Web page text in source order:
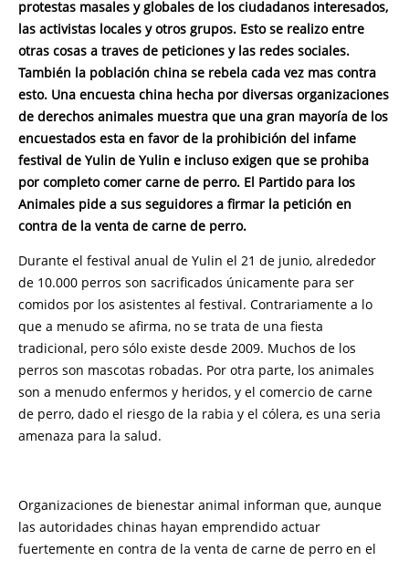
protestas masales y globales de los ciudadanos interesados,
las activistas locales y otros grupos. Esto se realizo entre
otras cosas a traves de peticiones y las redes sociales.
También la población china se rebela cada vez mas contra
esto. Una encuesta china hecha por diversas organizaciones
de derechos animales muestra que una gran mayoría de los
encuestados esta en favor de la prohibición del infame
festival de Yulin de Yulin e incluso exigen que se prohiba
por completo comer carne de perro. El Partido para los
Animales pide a sus seguidores a firmar la petición en
contra de la venta de carne de perro.
Durante el festival anual de Yulin el 21 de junio, alrededor
de 10.000 perros son sacrificados únicamente para ser
comidos por los asistentes al festival. Contrariamente a lo
que a menudo se afirma, no se trata de una fiesta
tradicional, pero sólo existe desde 2009. Muchos de los
perros son mascotas robadas. Por otra parte, los animales
son a menudo enfermos y heridos, y el comercio de carne
de perro, dado el riesgo de la rabia y el cólera, es una seria
amenaza para la salud.
Organizaciones de bienestar animal informan que, aunque
las autoridades chinas hayan emprendido actuar
fuertemente en contra de la venta de carne de perro en el